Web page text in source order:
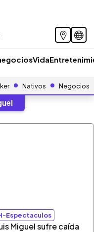
Vida
Nativos Negocios
Espectaculos
Miguel sufre caída